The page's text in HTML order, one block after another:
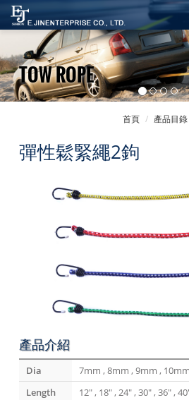
TOW ROPE
首頁 產品目錄
彈性鬆緊繩2鉤
產品介紹
Dia
7mm , 8mm , 9mm ,
Length
12" , 18" , 24" , 30" , 36" ,